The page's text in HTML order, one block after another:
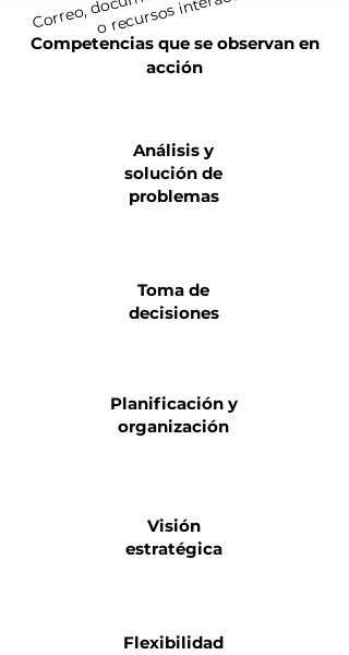
Competencias que se observan en
acción
Análisis y
solución de
problemas
Toma de
decisiones
Planificación y
organización
Visión
estratégica
Flexibilidad